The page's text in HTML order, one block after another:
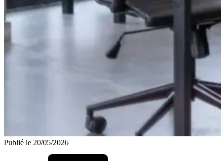
Publié le 20/05/2026